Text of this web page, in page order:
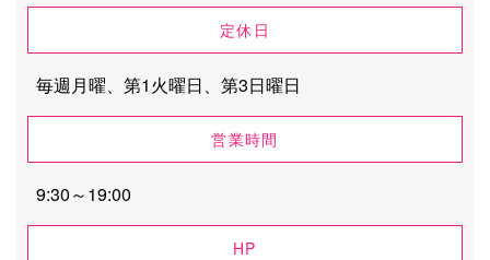
定休日
毎週月曜、第1火曜日、第3日曜日
営業時間
9:30～19:00
HP